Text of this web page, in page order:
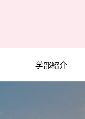
学部紹介